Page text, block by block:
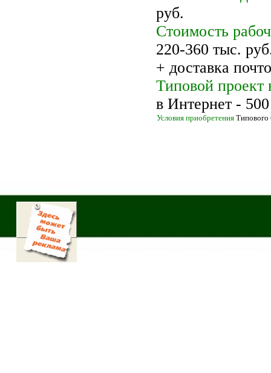
руб.
Стоимость
220-360 тыс.
+ доставка
Типовой проект
в Интернет -
Условия приобретения Типового